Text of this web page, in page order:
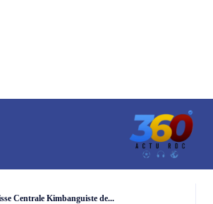
Centrale Kimbanguiste de...